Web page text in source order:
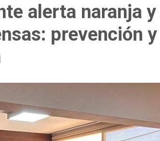
alerta naranja y
prevención y